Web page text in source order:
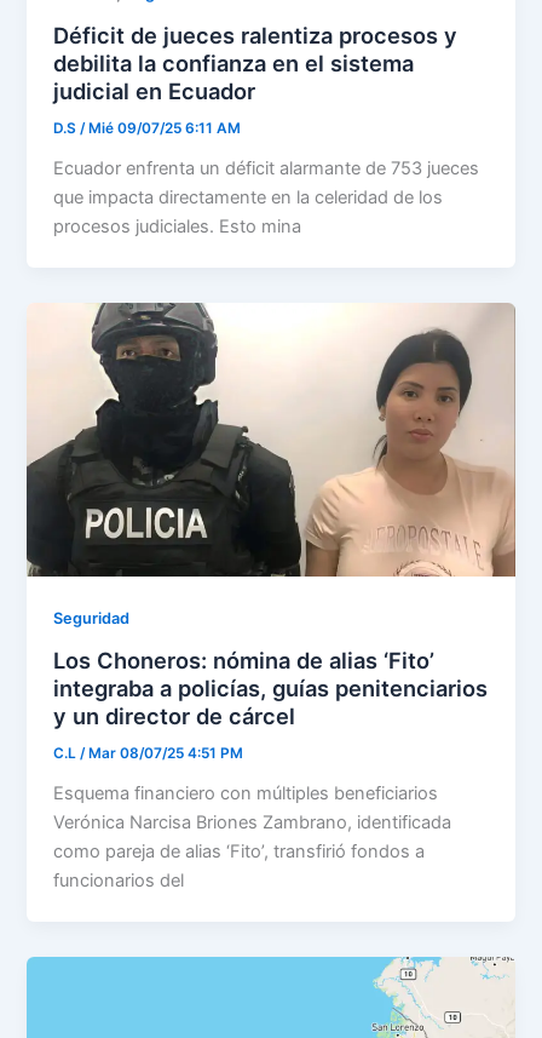
Déficit de jueces ralentiza procesos y
debilita la confianza en el sistema
judicial en Ecuador
D.S /Mié 09/07/25 6:11 AM
Ecuador enfrenta un déficit alarmante de 753 jueces
que impacta directamente en la celeridad de los
procesos judiciales. Esto mina
Seguridad
Los Choneros: nómina de alias ‘Fito’
integraba a policías, guías penitenciarios
y un director de cárcel
C.L/Mar 08/07/25 4:51 PM
Esquema financiero con múltiples beneficiarios
Verónica Narcisa Briones Zambrano, identificada
como pareja de alias ‘Fito’, transfirió fondos a
funcionarios del